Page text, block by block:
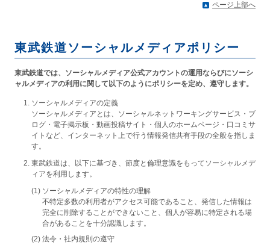
ページ上部へ
東武鉄道ソーシャルメディアポリシー
東武鉄道では、ソーシャルメディア公式アカウントの運用ならびにソーシ
ャルメディアの利用に関して以下のようにポリシーを定め、遵守します。
ソーシャルメディアの定義
ソーシャルメディアとは、ソーシャルネットワーキングサービス・ブ
ログ・電子掲示板・動画投稿サイト・個人のホームページ・口コミサ
イトなど、インターネット上で行う情報発信共有手段の全般を指しま
す。
東武鉄道は、以下に基づき、節度と倫理意識をもってソーシャルメデ
ィアを利用します。
(1) ソーシャルメディアの特性の理解
不特定多数の利用者がアクセス可能であること、発信した情報は
完全に削除することができないこと、個人が容易に特定される場
合があることを十分認識します。
(2) 法令・社内規則の遵守